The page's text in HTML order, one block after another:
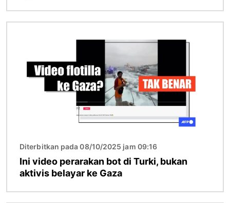
Diterbitkan pada 08/10/2025 jam 09:16
Ini video perarakan bot di Turki, bukan
aktivis belayar ke Gaza